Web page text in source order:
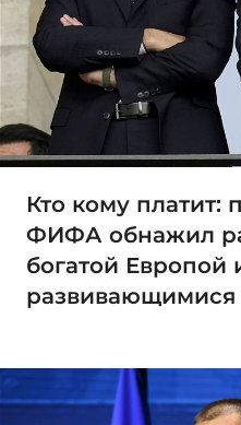
Кто кому платит:
ФИФА обнажил
богатой Европой
развивающимися